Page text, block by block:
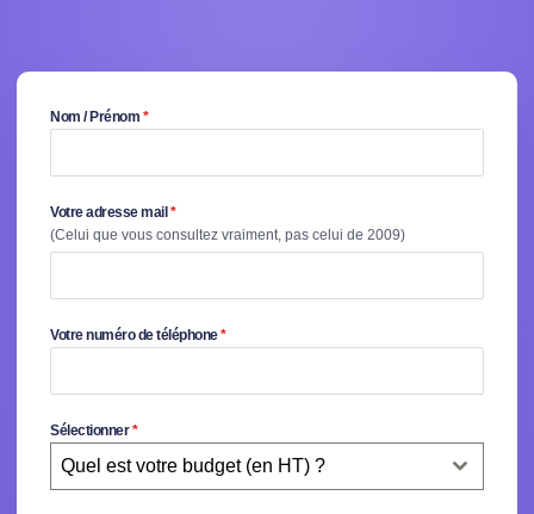
Nom / Prénom *
Votre adresse mail *
(Celui que vous consultez vraiment, pas celui de 2009)
Votre numéro de téléphone*
Sélectionner*
Quel est votre budget (en HT) ?